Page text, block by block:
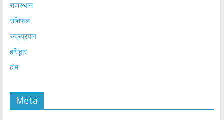
राजस्थान
राशिफल
रुद्रप्रयाग
हरिद्धार
होम
Meta